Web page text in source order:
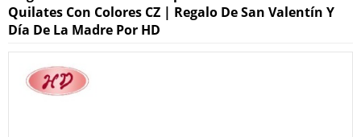
Quilates Con Colores CZ | Regalo De San Valentín Y
Día De La Madre Por HD